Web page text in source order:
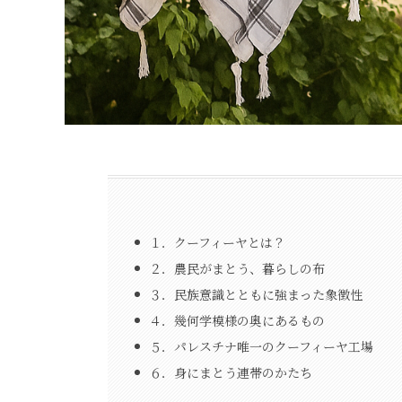
１．クーフィーヤとは？
２．農民がまとう、暮らしの布
３．民族意識とともに強まった象徴性
４．幾何学模様の奥にあるもの
５．パレスチナ唯一のクーフィーヤ工場
６．身にまとう連帯のかたち